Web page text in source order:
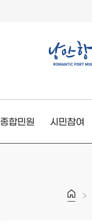
종합민원 시민참여
>